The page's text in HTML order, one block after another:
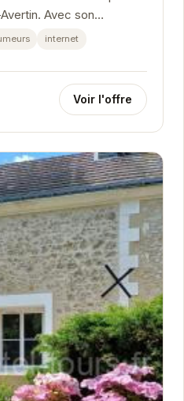
Avec son
ses équipements
internet
Voir l'offre